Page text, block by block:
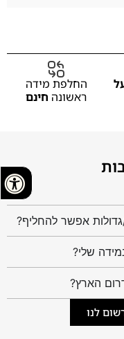
החלפת מידה
ראשונה חינם
אפשר להחליף?
הארץ?
לנו